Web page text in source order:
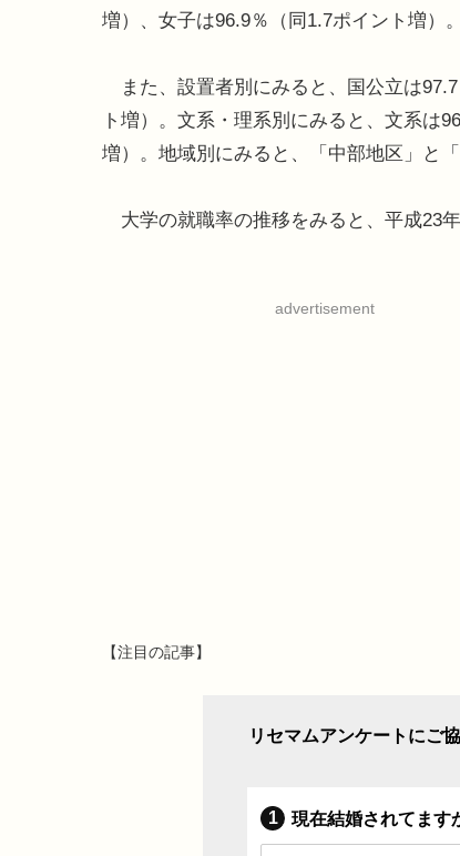
増）、女子は96.9％（同1.7ポイント増）。
また、設置者別にみると、国公立は
ト増）。文系・理系別にみると、文系は
増）。地域別にみると、「中部地区」と
大学の就職率の推移をみると、平成23
advertisement
【注目の記事】
リセマムアンケートにご
現在結婚されてます